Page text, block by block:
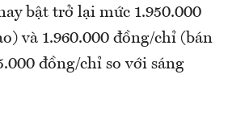
bật trở lại mức 1.950.000
và 1.960.000 đồng/chỉ (bán
đồng/chỉ so với sáng